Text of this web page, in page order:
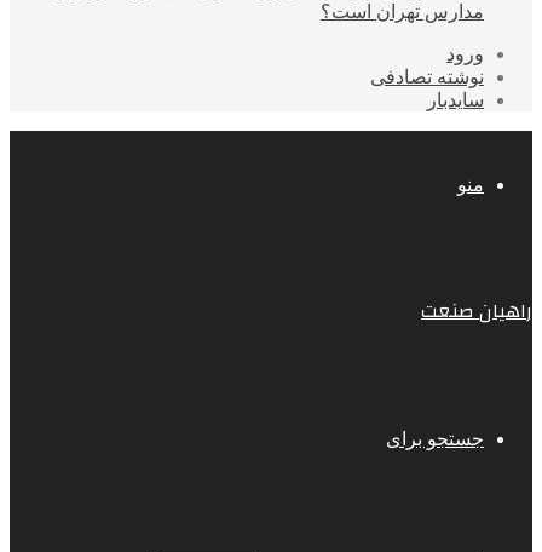
مدارس تهران است؟
ورود
نوشته تصادفی
سایدبار
منو
راهیان صنعت
جستجو برای